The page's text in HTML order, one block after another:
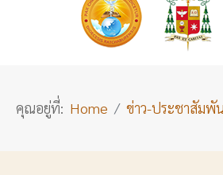
คุณอยู่ที่: Home ข่าว-ประชาสัมพั